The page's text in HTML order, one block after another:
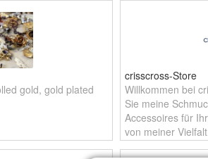
gold, gold plated
crisscross-Store
Willkommen bei
Sie meine
Accessoires für
von meiner
Ihren